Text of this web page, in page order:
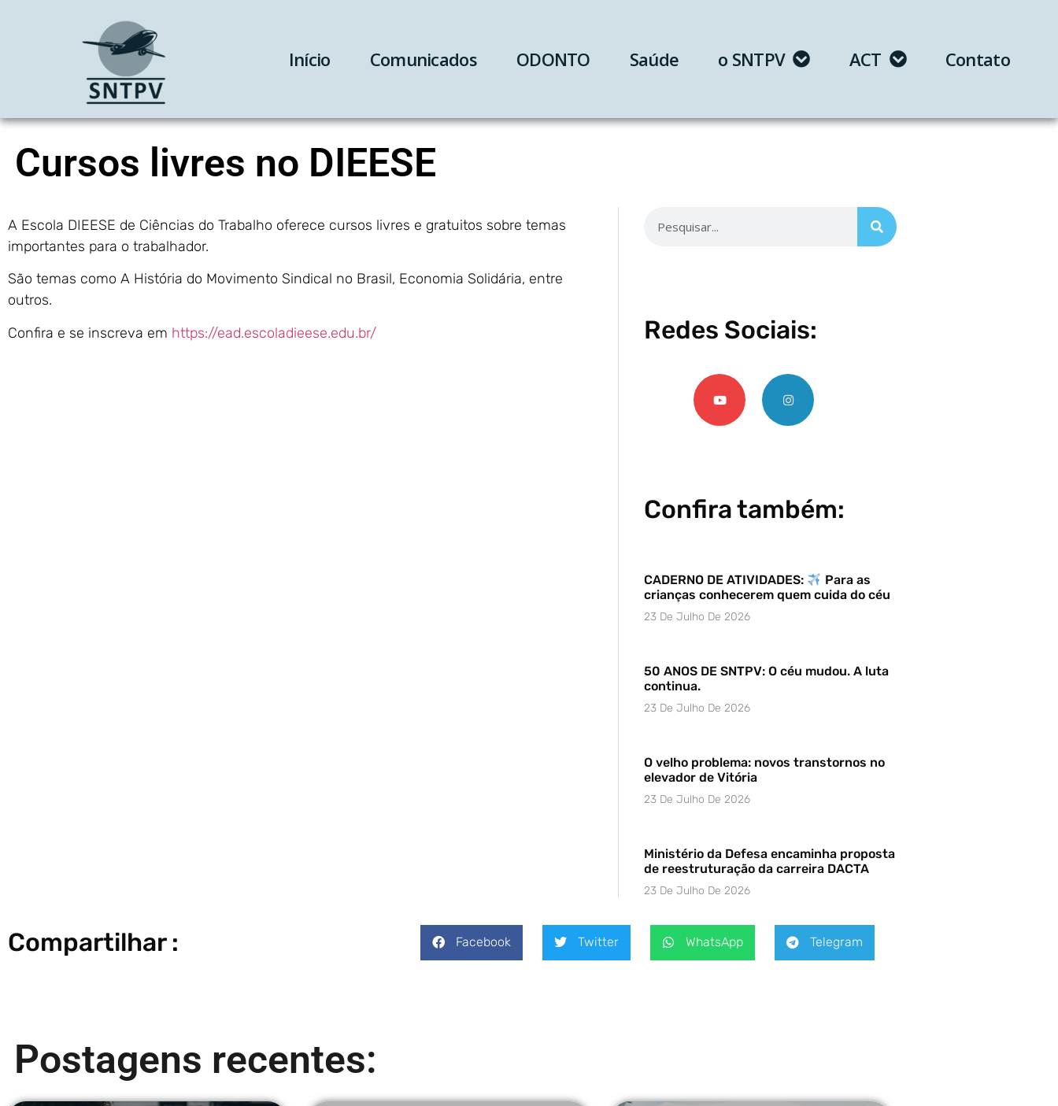
Início Comunicados ODONTO Saúde o SNTPV ACT Contato
Cursos livres no DIEESE
A Escola DIEESE de Ciências do Trabalho oferece cursos livres e gratuitos sobre temas
importantes para o trabalhador.
São temas como A História do Movimento Sindical no Brasil, Economia Solidária, entre
outros.
Confira e se inscreva em https://ead.escoladieese.edu.br/ Redes Sociais:
Confira também:
CADERNO DE ATIVIDADES:
Para as
crianças conhecerem quem cuida do céu
23 De Julho De 2026
50 ANOS DE SNTPV: O céu mudou. A luta
continua.
23 De Julho De 2026
O velho problema: novos transtornos no
elevador de Vitória
23 De Julho De 2026
Ministério da Defesa encaminha proposta
de reestruturação da carreira DACTA
23 De Julho De 2026
Compartilhar : Facebook Twitter WhatsApp Telegram
Postagens recentes: